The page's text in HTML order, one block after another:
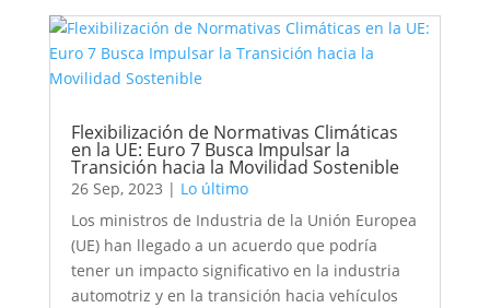
Flexibilización de Normativas Climáticas
en la UE: Euro 7 Busca Impulsar la
Transición hacia la Movilidad Sostenible
26 Sep, 2023 | Lo último
Los ministros de Industria de la Unión Europea
(UE) han llegado a un acuerdo que podría
tener un impacto significativo en la industria
automotriz y en la transición hacia vehículos